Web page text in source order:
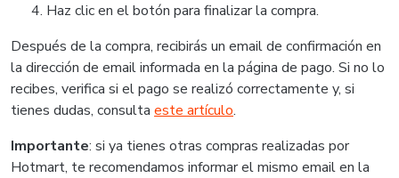
Haz clic en el botón para finalizar la compra.
Después de la compra, recibirás un email de confirmación en
la dirección de email informada en la página de pago. Si no lo
recibes, verifica si el pago se realizó correctamente y, si
tienes dudas, consulta este artículo.
Importante: si ya tienes otras compras realizadas por
Hotmart, te recomendamos informar el mismo email en la